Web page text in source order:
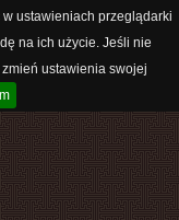
ustawieniach przeglądarki
na ich użycie. Jeśli nie
ustawienia swojej